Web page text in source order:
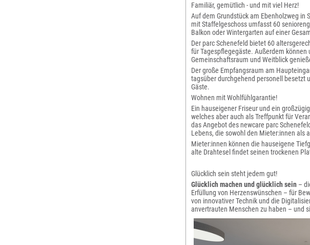
Familiär, gemütlich - und mit viel Herz!
Auf dem Grundstück am Ebenholzweg in
mit Staffelgeschoss umfasst 60
Balkon oder Wintergarten auf einer
Der parc Schenefeld bietet 60
für Tagespflegegäste. Außerdem
Gemeinschaftsraum und Weitblick
Der große Empfangsraum am
tagsüber durchgehend personell besetzt
Gäste.
Wohnen mit Wohlfühlgarantie!
Ein hauseigener Friseur und ein
welches aber auch als Treffpunkt für
das Angebot des newcare parc
Lebens, die sowohl den Mieter:innen als
Mieter:innen können die hauseigene
alte Drahtesel findet seinen trockenen
Glücklich sein steht jedem gut!
Glücklich machen und glücklich sein –
Erfüllung von Herzenswünschen – für
von innovativer Technik und die
anvertrauten Menschen zu haben – und